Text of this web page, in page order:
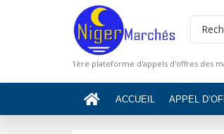
1ère plateforme d'appels d'offres des
ACCUEIL APPEL